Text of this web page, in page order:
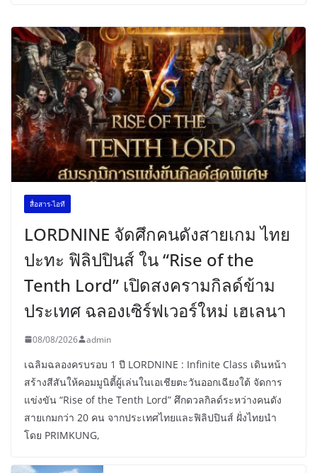
สื่อสาร-ไอที
LORDNINE จัดศึกคนดังสายเกม ไทย
ปะทะ ฟิลิปปินส์ ใน “Rise of the
Tenth Lord” เปิดสงครามกิลด์ข้าม
ประเทศ ฉลองเซิร์ฟเวอร์ใหม่ เฮเลนา
08/08/2026 admin
เฉลิมฉลองครบรอบ 1 ปี LORDNINE : Infinite Class เดินหน้า
สร้างสีสันให้คอมมูนิตี้ผู้เล่นในเอเชียตะวันออกเฉียงใต้ จัดการ
แข่งขัน “Rise of the Tenth Lord” ศึกดวลกิลด์ระหว่างคนดัง
สายเกมกว่า 20 คน จากประเทศไทยและฟิลิปปินส์ ฝั่งไทยนำ
โดย PRIMKUNG,